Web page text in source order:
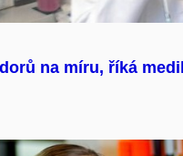
na míru, říká